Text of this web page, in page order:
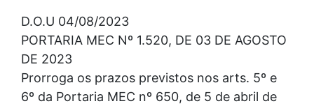
D.O.U 04/08/2023
PORTARIA MEC Nº 1.520, DE 03 DE AGOSTO
DE 2023
Prorroga os prazos previstos nos arts. 5º e
6º da Portaria MEC nº 650, de 5 de abril de